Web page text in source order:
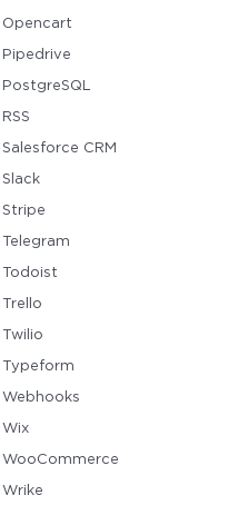
Opencart
Pipedrive
PostgreSQL
RSS
Salesforce CRM
Slack
Stripe
Telegram
Todoist
Trello
Twilio
Typeform
Webhooks
Wix
WooCommerce
Wrike